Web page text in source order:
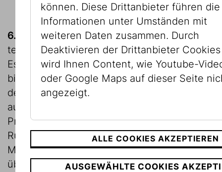
6. Im Zeitraum der notwendig gewordenen
technischen Renovierung des Palais
Eskeles in der Dorotheergasse von Jänner
bis Oktober 2011 waren die Sammlungen
des JMW ausgelagert und in Außendepots
aufbewahrt. Daher war in dieser Zeit keine
Provenienzforschung möglich. Nach der
Rückräumung der Sammlungen in das
Museum wurde mit der Stadt Wien erneut
über eine Finanzierung der
können. Diese Drittanbieter führen die
Informationen unter Umständen mit
weiteren Daten zusammen. Durch
Deaktivieren der Drittanbieter Cookies
wird Ihnen Content, wie Youtube-
oder Google Maps auf dieser Seite
angezeigt.
ALLE COOKIES AKZEPTIEREN
AUSGEWÄHLTE COOKIES